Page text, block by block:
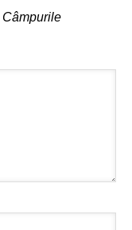
Câmpurile